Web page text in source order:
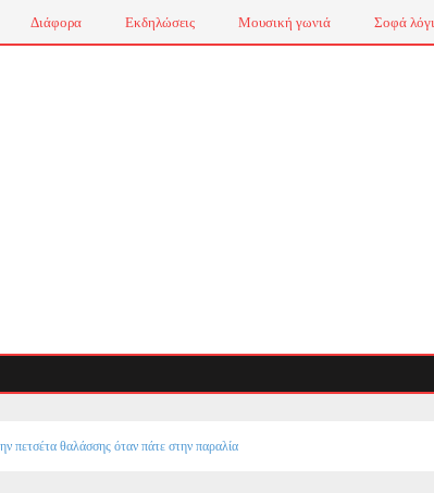
Διάφορα Εκδηλώσεις Μουσική γωνιά Σοφά
πετσέτα θαλάσσης όταν πάτε στην παραλία